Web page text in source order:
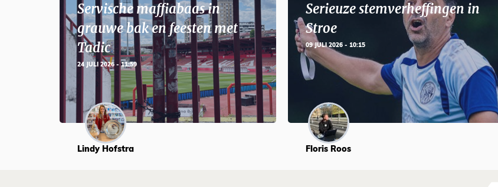
Servische maffiabaas in
grauwe bak en feesten met
Tadic
24 JULI 2026 - 11:59
Lindy Hofstra
Serieuze stemverheffingen in
Stroe
09 JULI 2026 - 10:15
Floris Roos